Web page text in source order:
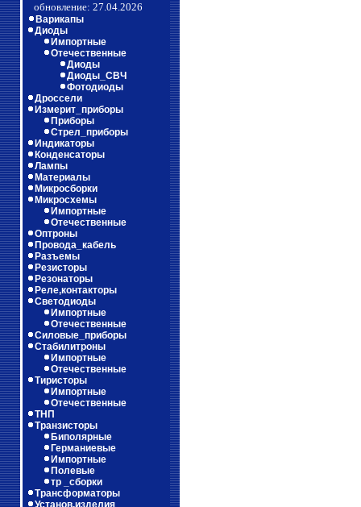
обновление: 27.04.2026
Варикапы
Диоды
Импортные
Отечественные
Диоды
Диоды_СВЧ
Фотодиоды
Дроссели
Измерит_приборы
Приборы
Стрел_приборы
Индикаторы
Конденсаторы
Лампы
Материалы
Микросборки
Микросхемы
Импортные
Отечественные
Оптроны
Провода_кабель
Разъемы
Резисторы
Резонаторы
Реле,контакторы
Светодиоды
Импортные
Отечественные
Силовые_приборы
Стабилитроны
Импортные
Отечественные
Тиристоры
Импортные
Отечественные
ТНП
Транзисторы
Биполярные
Германиевые
Импортные
Полевые
тр _сборки
Трансформаторы
Установ.изделия